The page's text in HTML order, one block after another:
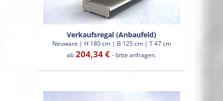
Verkaufsregal (Anbaufeld)
Neuware | H 180 cm | B 125 cm | T 47 cm
ab 204,34 € - bitte anfragen.